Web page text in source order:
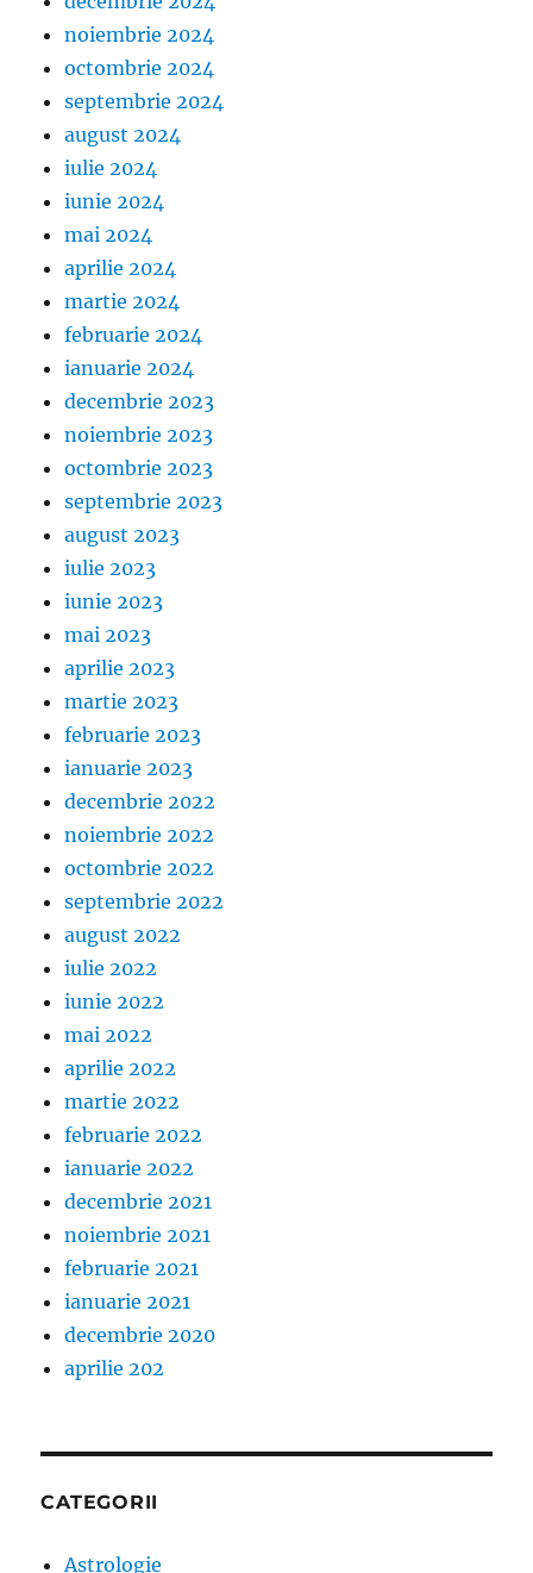
noiembrie 2024
octombrie 2024
septembrie 2024
august 2024
iulie 2024
iunie 2024
mai 2024
aprilie 2024
martie 2024
februarie 2024
ianuarie 2024
decembrie 2023
noiembrie 2023
octombrie 2023
septembrie 2023
august 2023
iulie 2023
iunie 2023
mai 2023
aprilie 2023
martie 2023
februarie 2023
ianuarie 2023
decembrie 2022
noiembrie 2022
octombrie 2022
septembrie 2022
august 2022
iulie 2022
iunie 2022
mai 2022
aprilie 2022
martie 2022
februarie 2022
ianuarie 2022
decembrie 2021
noiembrie 2021
februarie 2021
ianuarie 2021
decembrie 2020
aprilie 202
CATEGORII
Astrologie